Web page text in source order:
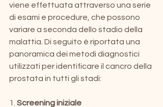
viene effettuata attraverso una serie
di esami e procedure, che possono
variare a seconda dello stadio della
malattia. Di seguito è riportata una
panoramica dei metodi diagnostici
utilizzati per identificare il cancro della
prostata in tutti gli stadi:
1. Screening iniziale